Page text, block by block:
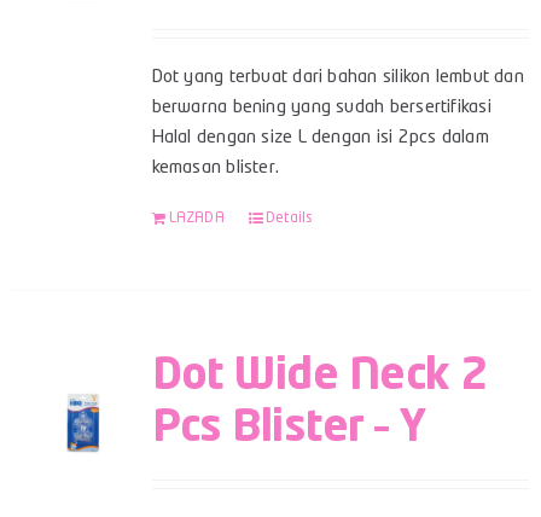
Dot yang terbuat dari bahan silikon lembut dan
berwarna bening yang sudah bersertifikasi
Halal dengan size L dengan isi 2pcs dalam
kemasan blister.
LAZADA Details
Dot Wide Neck 2
Pcs Blister – Y